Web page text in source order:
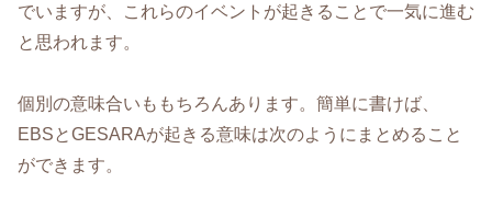
でいますが、これらのイベントが起きることで一気に進む
と思われます。
個別の意味合いももちろんあります。簡単に書けば、
EBSとGESARAが起きる意味は次のようにまとめること
ができます。